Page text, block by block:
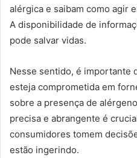
alérgica e saibam como agir
A disponibilidade de
pode salvar vidas.
Nesse sentido, é importante
esteja comprometida em
sobre a presença de
precisa e abrangente é
consumidores tomem
estão ingerindo.